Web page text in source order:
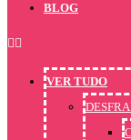
BLOG
VER TUDO